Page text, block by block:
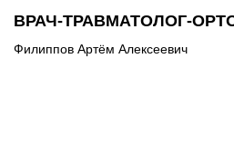
ВРАЧ-ТРАВМАТОЛОГ-
Филиппов Артём Алексеевич